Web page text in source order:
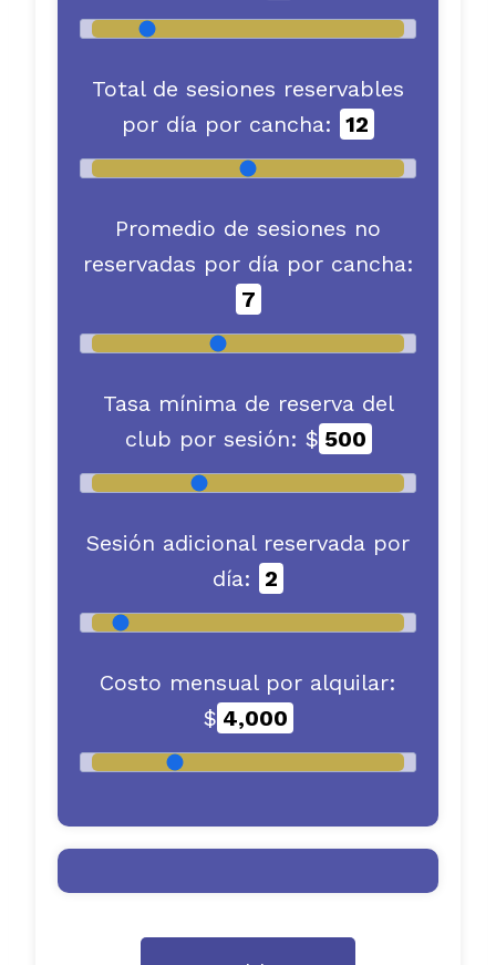
Total de sesiones reservables
por día por cancha: 12
Promedio de sesiones no
reservadas por día por cancha:
7
Tasa mínima de reserva del
club por sesión: $ 500
Sesión adicional reservada por
día:
2
Costo mensual por alquilar:
$ 4,000